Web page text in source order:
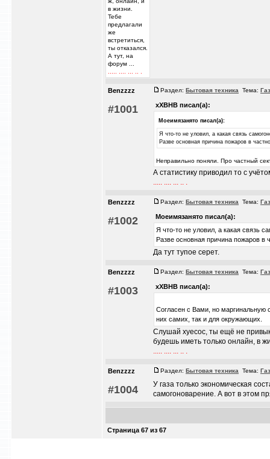
в жизни.
Тебе
предлагали
же
встретиться,
ты отказался.
А тут, на
форум ...
Benzzzz
#1001
Раздел: Бытовая техника Тема:
xXBHB писал(а):
Моеимязанято писал(а):
Я что-то не уловил, а какая связь
Разве основная причина пожаров в
Неправильно поняли. Про частный
А статистику приводил то с
..... .... ... .. .
Benzzzz
#1002
Раздел: Бытовая техника Тема:
Моеимязанято писал(а):
Я что-то не уловил, а какая связь
Разве основная причина пожаров в
Да тут тупое серет.
Benzzzz
#1003
Раздел: Бытовая техника Тема:
xXBHB писал(а):
Согласен с Вами, но маргинальную
них самих, так и для окружающих.
Слушай хуесос, ты ещё не
будешь иметь только онлайн, в
..... .... ... .. .
Benzzzz
#1004
Раздел: Бытовая техника Тема:
У газа только экономическая
самогоноварение. А вот в этом
Страница 67 из 67